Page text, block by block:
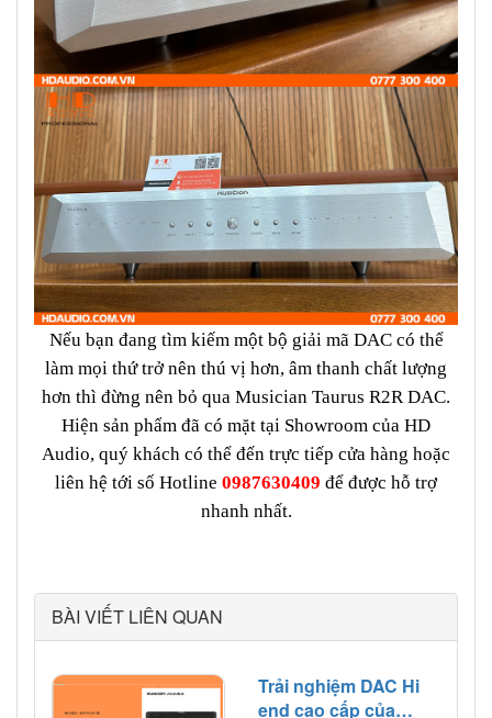
Nếu bạn đang tìm kiếm một bộ giải mã DAC có thể
làm mọi thứ trở nên thú vị hơn, âm thanh chất lượng
hơn thì đừng nên bỏ qua Musician Taurus R2R DAC.
Hiện sản phẩm đã có mặt tại Showroom của HD
Audio, quý khách có thể đến trực tiếp cửa hàng hoặc
liên hệ tới số Hotline 0987630409 để được hỗ trợ
nhanh nhất.
BÀI VIẾT LIÊN QUAN
Trải nghiệm DAC Hi
end cao cấp của